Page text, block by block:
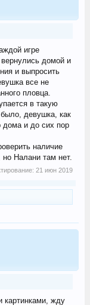
игре
вернулись домой и
и выпросить
все не
пловца.
в такую
девушка, как
дома и до сих пор
наличие
Налани там нет.
21 июн 2019
картинками, жду